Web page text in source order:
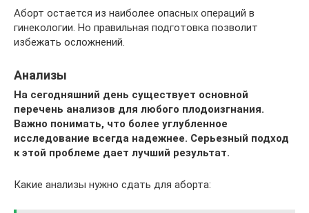
Аборт остается из наиболее опасных операций в
гинекологии. Но правильная подготовка позволит
избежать осложнений.
Анализы
На сегодняшний день существует основной
перечень анализов для любого плодоизгнания.
Важно понимать, что более углубленное
исследование всегда надежнее. Серьезный подход
к этой проблеме дает лучший результат.
Какие анализы нужно сдать для аборта: